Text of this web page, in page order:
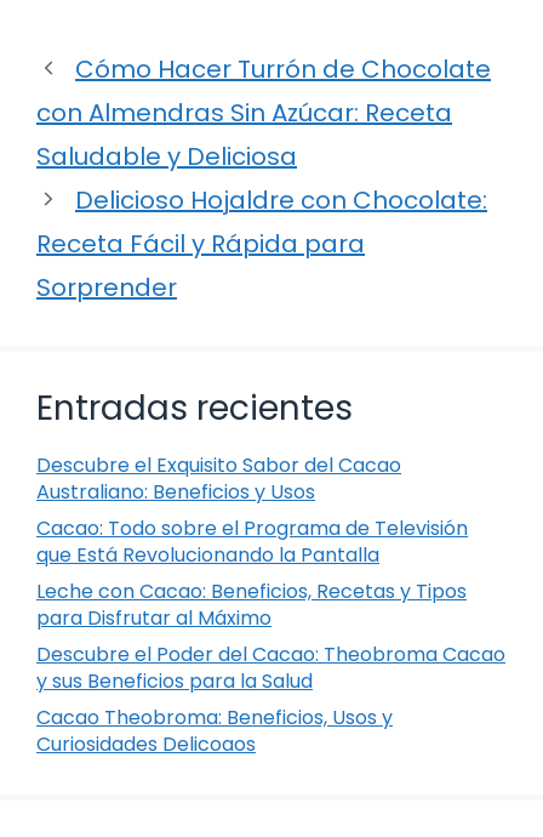
Cómo Hacer Turrón de Chocolate
con Almendras Sin Azúcar: Receta
Saludable y Deliciosa
Delicioso Hojaldre con Chocolate:
Receta Fácil y Rápida para
Sorprender
Entradas recientes
Descubre el Exquisito Sabor del Cacao
Australiano: Beneficios y Usos
Cacao: Todo sobre el Programa de Televisión
que Está Revolucionando la Pantalla
Leche con Cacao: Beneficios, Recetas y Tipos
para Disfrutar al Máximo
Descubre el Poder del Cacao: Theobroma Cacao
y sus Beneficios para la Salud
Cacao Theobroma: Beneficios, Usos y
Curiosidades Delicoaos